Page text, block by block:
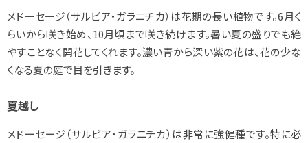
メドーセージ（サルビア・ガラニチカ）は花期の長い植物です。6月く
らいから咲き始め、10月頃まで咲き続けます。暑い夏の盛りでも絶
やすことなく開花してくれます。濃い青から深い紫の花は、花の少な
くなる夏の庭で目を引きます。
夏越し
メドーセージ（サルビア・ガラニチカ）は非常に強健種です。特に必